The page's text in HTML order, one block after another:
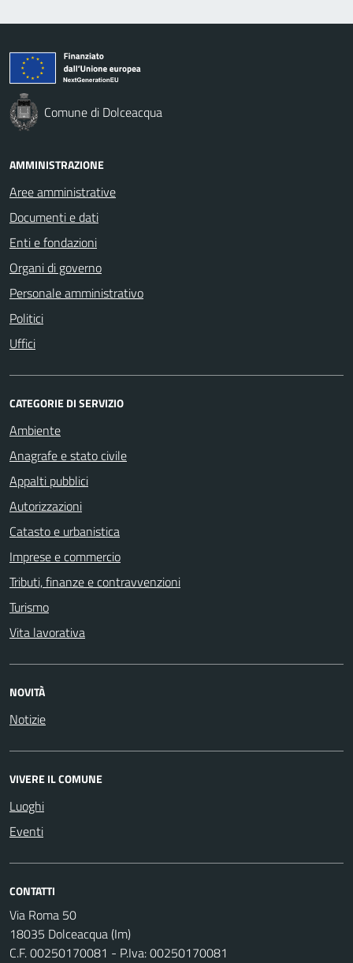
Comune di Dolceacqua
AMMINISTRAZIONE
Aree amministrative
Documenti e dati
Enti e fondazioni
Organi di governo
Personale amministrativo
Politici
Uffici
CATEGORIE DI SERVIZIO
Ambiente
Anagrafe e stato civile
Appalti pubblici
Autorizzazioni
Catasto e urbanistica
Imprese e commercio
Tributi, finanze e contravvenzioni
Turismo
Vita lavorativa
NOVITÀ
Notizie
VIVERE IL COMUNE
Luoghi
Eventi
CONTATTI
Via Roma 50
18035 Dolceacqua (Im)
C.F. 00250170081 - P.Iva: 00250170081